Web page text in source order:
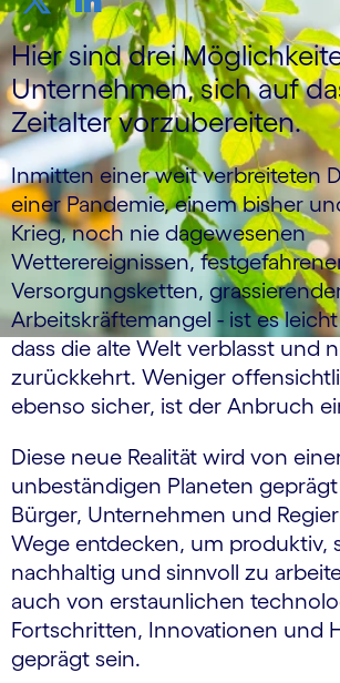
Hier sind drei
Unternehmen, sich auf
Zeitalter vorzubereiten.
Inmitten einer weit verbreiteten
einer Pandemie, einem bisher
Krieg, noch nie dagewesenen
Wetterereignissen,
Versorgungsketten,
Arbeitskräftemangel - ist es
dass die alte Welt verblasst und
zurückkehrt. Weniger
ebenso sicher, ist der Anbruch
Diese neue Realität wird von
unbeständigen Planeten
Bürger, Unternehmen und
Wege entdecken, um produktiv,
nachhaltig und sinnvoll zu
auch von erstaunlichen
Fortschritten, Innovationen und
geprägt sein.